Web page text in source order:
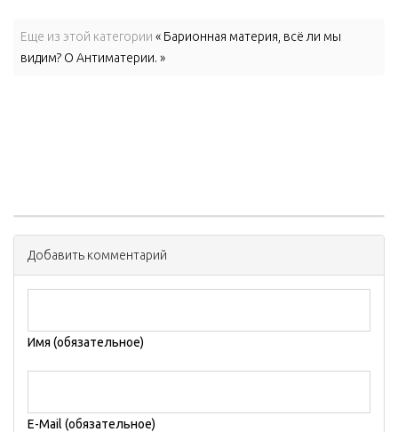
Еще из этой категории « Барионная материя, всё ли мы
видим? О Антиматерии. »
Добавить комментарий
Имя (обязательное)
E-Mail (обязательное)